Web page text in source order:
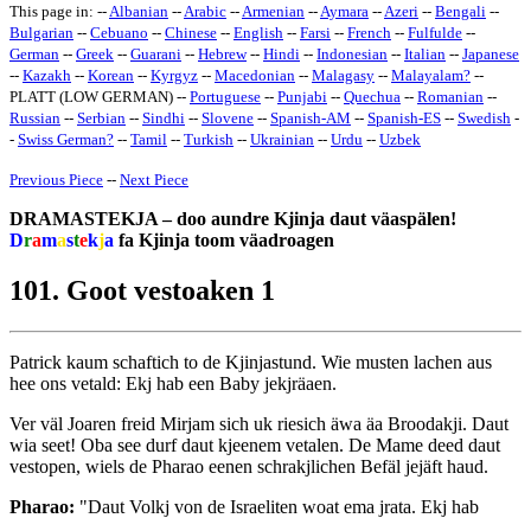
This page in: -- Albanian -- Arabic -- Armenian -- Aymara -- Azeri -- Bengali --
Bulgarian -- Cebuano -- Chinese -- English -- Farsi -- French -- Fulfulde --
German -- Greek -- Guarani -- Hebrew-- Hindi -- Indonesian -- Italian -- Japanese
-- Kazakh -- Korean -- Kyrgyz -- Macedonian -- Malagasy -- Malayalam? --
PLATT (LOW GERMAN) -- Portuguese -- Punjabi -- Quechua -- Romanian --
Russian -- Serbian -- Sindhi -- Slovene -- Spanish-AM -- Spanish-ES -- Swedish -
- Swiss German? -- Tamil -- Turkish -- Ukrainian -- Urdu -- Uzbek
Previous Piece -- Next Piece
DRAMASTEKJA – doo aundre Kjinja daut väaspälen!
Dramastekja fa Kjinja toom väadroagen
101. Goot vestoaken 1
Patrick kaum schaftich to de Kjinjastund. Wie musten lachen aus
hee ons vetald: Ekj hab een Baby jekjräaen.
Ver väl Joaren freid Mirjam sich uk riesich äwa äa Broodakji. Daut
wia seet! Oba see durf daut kjeenem vetalen. De Mame deed daut
vestopen, wiels de Pharao eenen schrakjlichen Befäl jejäft haud.
Pharao: "Daut Volkj von de Israeliten woat ema jrata. Ekj hab